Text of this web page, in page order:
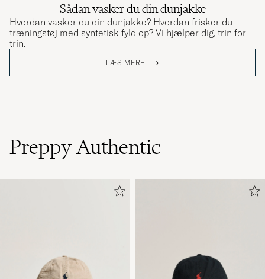
Sådan vasker du din dunjakke
Hvordan vasker du din dunjakke? Hvordan frisker du
træningstøj med syntetisk fyld op? Vi hjælper dig, trin for
trin.
LÆS MERE
Preppy Authentic